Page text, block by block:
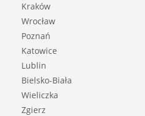
Kraków
Wrocław
Poznań
Katowice
Lublin
Bielsko-Biała
Wieliczka
Zgierz